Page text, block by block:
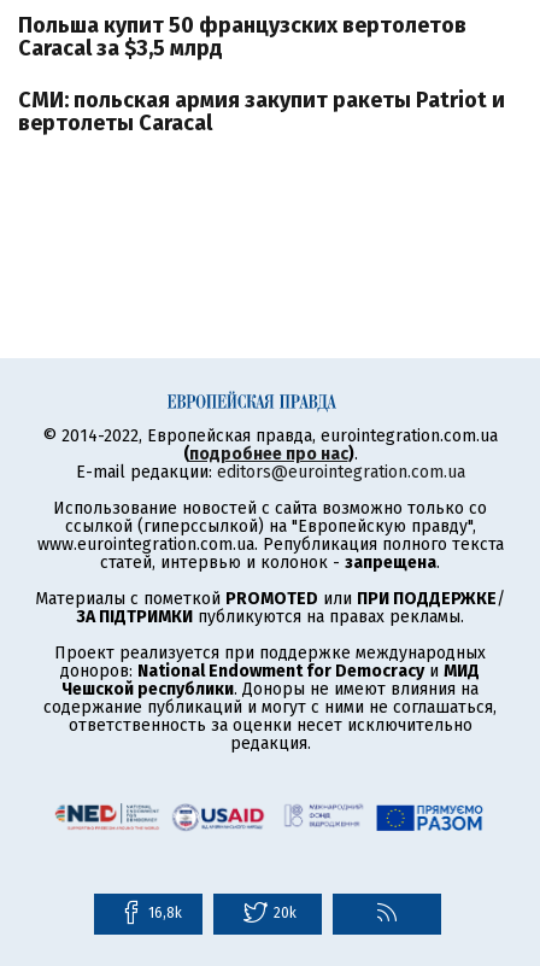
Польша купит 50 французских вертолетов
Caracal за $3,5 млрд
СМИ: польская армия закупит ракеты Patriot и
вертолеты Caracal
© 2014-2022, Европейская правда, eurointegration.com.ua
(подробнее про нас).
E-mail редакции: editors@eurointegration.com.ua
Использование новостей с сайта возможно только со
ссылкой (гиперссылкой) на "Европейскую правду",
www.eurointegration.com.ua. Републикация полного текста
статей, интервью и колонок - запрещена.
Материалы с пометкой PROMOTED или ПРИ ПОДДЕРЖКЕ/
ЗА ПІДТРИМКИ публикуются на правах рекламы.
Проект реализуется при поддержке международных
доноров: National Endowment for Democracyи МИД
Чешской республики. Доноры не имеют влияния на
содержание публикаций и могут с ними не соглашаться,
ответственность за оценки несет исключительно
редакция.
16,8k 20k